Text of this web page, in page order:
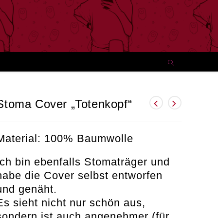
Cover „Totenkopf“
100% Baumwolle
bin ebenfalls Stomaträger und
die Cover selbst entworfen
genäht.
sieht nicht nur schön aus,